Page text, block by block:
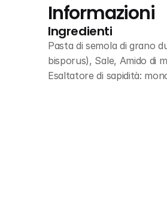
Informazioni
Ingredienti
Pasta di semola di grano
bisporus), Sale, Amido di
Esaltatore di sapidità: